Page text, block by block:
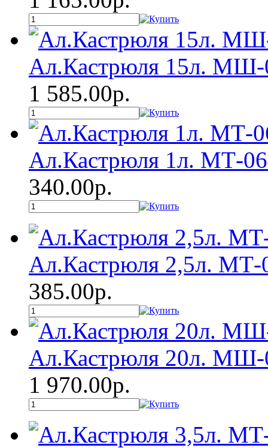
Ал.Кастрюля 15л. МШ-
1 585.00р.
Ал.Кастрюля 1л. МТ-
340.00р.
Ал.Кастрюля 2,5л. МТ-
385.00р.
Ал.Кастрюля 20л. МШ-
1 970.00р.